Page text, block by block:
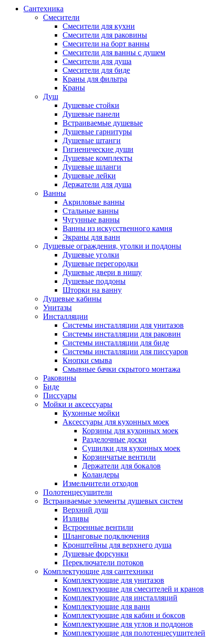
Сантехника
Смесители
Смесители для кухни
Смесители для раковины
Смесители на борт ванны
Смесители для ванны с душем
Смесители для душа
Смесители для биде
Краны для фильтра
Краны
Душ
Душевые стойки
Душевые панели
Встраиваемые душевые
Душевые гарнитуры
Душевые штанги
Гигиенические души
Душевые комплекты
Душевые шланги
Душевые лейки
Держатели для душа
Ванны
Акриловые ванны
Стальные ванны
Чугунные ванны
Ванны из искусственного камня
Экраны для ванн
Душевые ограждения, уголки и поддоны
Душевые уголки
Душевые перегородки
Душевые двери в нишу
Душевые поддоны
Шторки на ванну
Душевые кабины
Унитазы
Инсталляции
Системы инсталляции для унитазов
Системы инсталляции для раковин
Системы инсталляции для биде
Системы инсталляции для писсуаров
Кнопки смыва
Смывные бачки скрытого монтажа
Раковины
Биде
Писсуары
Мойки и аксессуары
Кухонные мойки
Аксессуары для кухонных моек
Корзины для кухонных моек
Разделочные доски
Сушилки для кухонных моек
Корзинчатые вентили
Держатели для бокалов
Коландеры
Измельчители отходов
Полотенцесушители
Встраиваемые элементы душевых систем
Верхний душ
Изливы
Встроенные вентили
Шланговые подключения
Кронштейны для верхнего душа
Душевые форсунки
Переключатели потоков
Комплектующие для сантехники
Комплектующие для унитазов
Комплектующие для смесителей и кранов
Комплектующие для инсталляций
Комплектующие для ванн
Комплектующие для кабин и боксов
Комплектующие для углов и поддонов
Комплектующие для полотенцесушителей